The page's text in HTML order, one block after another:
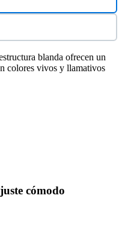
blanda ofrecen un
colores vivos y llamativos
cómodo